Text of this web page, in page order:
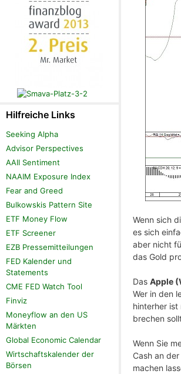
Wenn sich
es sich
aber nicht
das Gold
Das Apple
Wer in den
hinterher ist
brechen
Wenn Sie
Cash an
machen
Hilfreiche Links
Seeking Alpha
Advisor Perspectives
AAII Sentiment
NAAIM Exposure Index
Fear and Greed
Bulkowskis Pattern Site
ETF Money Flow
ETF Screener
EZB Pressemitteilungen
FED Kalender und
Statements
CME FED Watch Tool
Finviz
Moneyflow an den US
Märkten
Global Economic Calendar
Wirtschaftskalender der
Börsen